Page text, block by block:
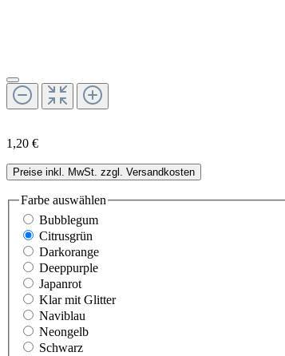
1,20 €
Preise inkl. MwSt. zzgl. Versandkosten
Farbe auswählen
Bubblegum
Citrusgrün
Darkorange
Deeppurple
Japanrot
Klar mit Glitter
Naviblau
Neongelb
Schwarz